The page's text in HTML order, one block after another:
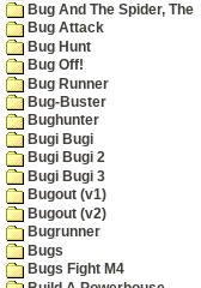
Bug And The Spider, The
Bug Attack
Bug Hunt
Bug Off!
Bug Runner
Bug-Buster
Bughunter
Bugi Bugi
Bugi Bugi 2
Bugi Bugi 3
Bugout (v1)
Bugout (v2)
Bugrunner
Bugs
Bugs Fight M4